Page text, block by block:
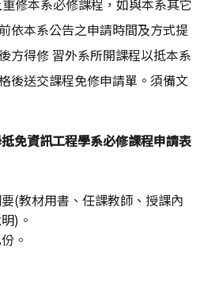
依本系公告之申請時間及方式提
方得修 習外系所開課程以抵本系
後送交課程免修申請單。須備文
免資訊工程學系必修課程申請表
(教材用書、任課教師、授課內
)。
。